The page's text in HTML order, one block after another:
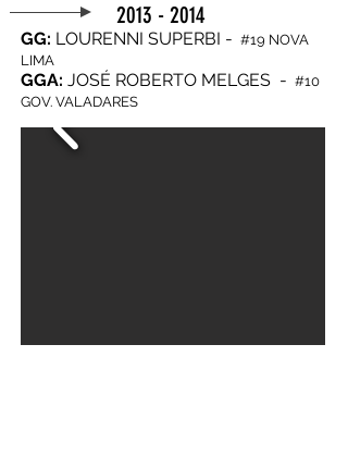
2013 - 2014
GG: LOURENNI SUPERBI - #19 NOVA
LIMA
GGA: JOSÉ ROBERTO MELGES - #10
GOV. VALADARES